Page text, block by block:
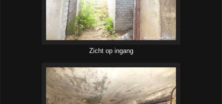
Zicht op ingang